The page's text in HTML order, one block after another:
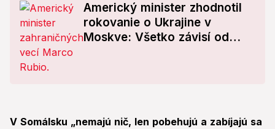
Americký minister zhodnotil
rokovanie o Ukrajine v
Moskve: Všetko závisí od
V Somálsku „nemajú nič, len pobehujú a zabíjajú sa